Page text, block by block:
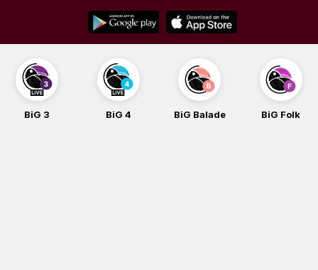
content
BiG 3 BiG 4 BiG Balade BiG Folk